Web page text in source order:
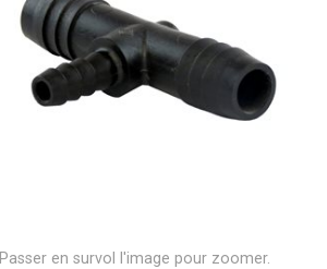
Passer en survol l'image pour zoomer.